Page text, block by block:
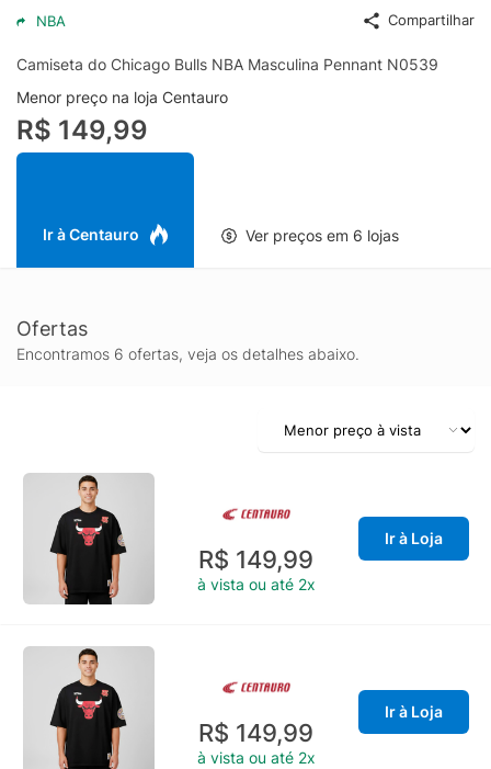
NBA Compartilhar
Camiseta do Chicago Bulls NBA Masculina Pennant N0539
Menor preço na loja Centauro
R$ 149,99
Ir à Centauro Ver preços em 6 lojas
Ofertas
Encontramos 6 ofertas, veja os detalhes abaixo.
R$ 149,99
à vista ou até 2x
Ir à Loja
R$ 149,99
à vista ou até 2x
Ir à Loja